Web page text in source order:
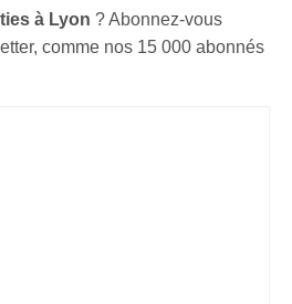
à Lyon ? Abonnez-vous
comme nos 15 000 abonnés